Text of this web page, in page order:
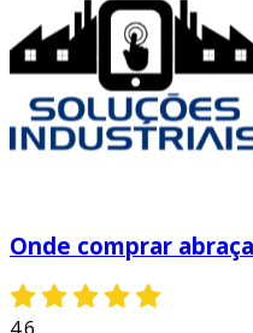
4.6
(10 avaliações)